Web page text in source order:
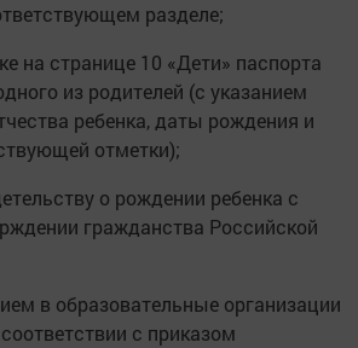
разделе;
на странице 10 «Дети» паспорта
из родителей (с указанием
ребенка, даты рождения и
отметки);
о рождении ребенка с
гражданства Российской
в образовательные организации
с приказом